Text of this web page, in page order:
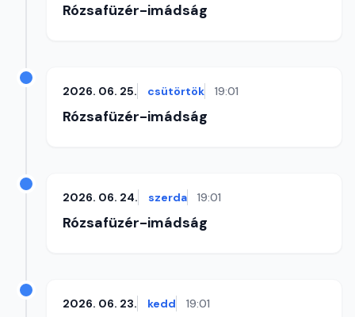
Rózsafüzér-imádság
2026. 06. 25. csütörtök 19:01
Rózsafüzér-imádság
2026. 06. 24. szerda 19:01
Rózsafüzér-imádság
2026. 06. 23. kedd 19:01